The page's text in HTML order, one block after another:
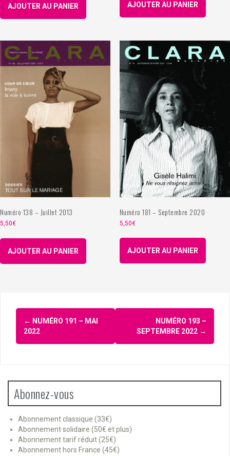
AJOUTER AU PANIER AJOUTER AU PANIER
Numéro 138 – Juillet 2013
5,50€
AJOUTER AU PANIER
Numéro 181 – Septembre 2020
5,50€
AJOUTER AU PANIER
Navigation
d'article
← NUMÉRO 191 – MAI
2022
NUMÉRO 193 –
SEPTEMBRE 2022 →
Abonnez-vous
Abonnement classique (33€)
Abonnement solidaire (50€ et plus)
Abonnement tarif réduit (25€)
Abonnement hors France (45€)